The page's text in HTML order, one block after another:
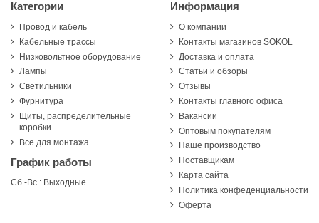
Категории
Провод и кабель
Кабельные трассы
Низковольтное оборудование
Лампы
Светильники
Фурнитура
Щиты, распределительные
коробки
Все для монтажа
График работы
Сб.-Вс.: Выходные
Информация
О компании
Контакты магазинов SOKOL
Доставка и оплата
Статьи и обзоры
Отзывы
Контакты главного офиса
Вакансии
Оптовым покупателям
Наше производство
Поставщикам
Карта сайта
Политика конфеденциальности
Оферта